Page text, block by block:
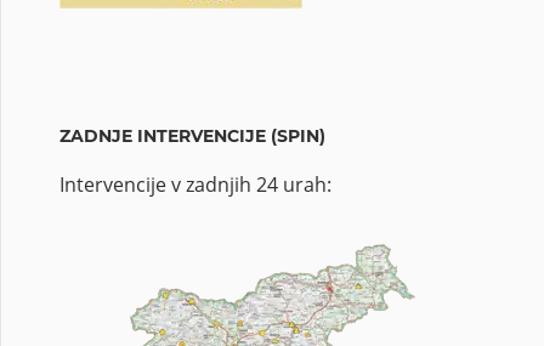
ZADNJE INTERVENCIJE (SPIN)
Intervencije v zadnjih 24 urah: